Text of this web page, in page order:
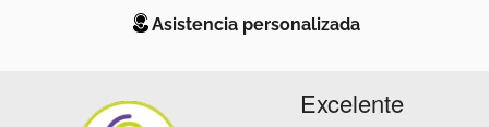
Asistencia personalizada
Excelente